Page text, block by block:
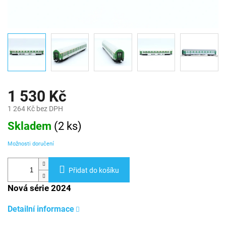
1 530 Kč
1 264 Kč bez DPH
Měrná
cena:
Skladem (2 ks)
Možnosti doručení
Přidat do košíku
Nová série 2024
Detailní informace